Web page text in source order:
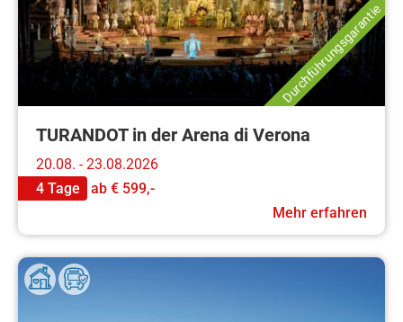
Durchführungsgarantie
TURANDOT in der Arena di Verona
20.08. - 23.08.2026
4 Tage
ab € 599,-
Mehr erfahren